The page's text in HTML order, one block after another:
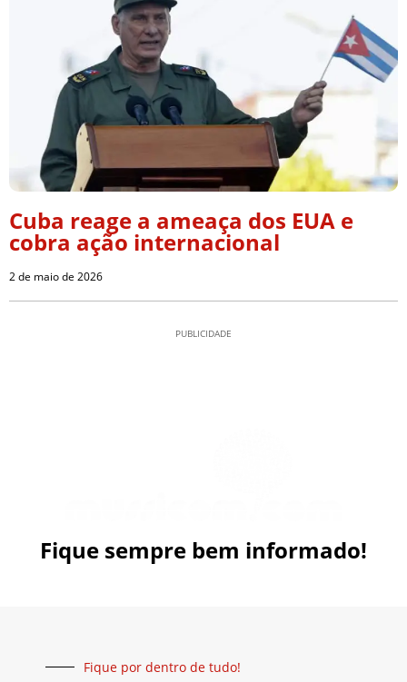
Cuba reage a ameaça dos EUA e
cobra ação internacional
2 de maio de 2026
PUBLICIDADE
Fique sempre bem informado!
Fique por dentro de tudo!